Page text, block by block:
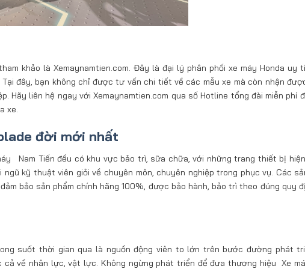
khảo là Xemaynamtien.com. Đây là đại lý phân phối xe máy Honda uy
đây, bạn không chỉ được tư vấn chi tiết về các mẫu xe mà còn nhận
Hãy liên hệ ngay với Xemaynamtien.com qua số Hotline tổng đài miễn phí
xe.
đời mới nhất
Nam Tiến đều có khu vực bảo trì, sữa chữa, với những trang thiết bị
kỹ thuật viên giỏi về chuyên môn, chuyên nghiệp trong phục vụ. Các
bảo sản phẩm chính hãng 100%, được bảo hành, bảo trì theo đúng quy
suốt thời gian qua là nguồn động viên to lớn trên bước đường phát
về nhân lực, vật lực. Không ngừng phát triển để đưa thương hiệu Xe